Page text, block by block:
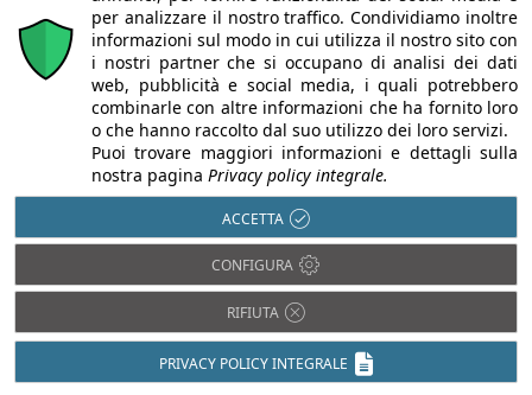
La linea prodotti è inerente alle
seguenti categorie
Impianti di climatizzazione
Pompe di calore
Impianti idro-termici
AZIENDA PRODUTTRICE
per analizzare il nostro traffico. Condividiamo inoltre
informazioni sul modo in cui utilizza il nostro sito con
i nostri partner che si occupano di analisi dei dati
web, pubblicità e social media, i quali potrebbero
combinarle con altre informazioni che ha fornito loro
o che hanno raccolto dal suo utilizzo dei loro servizi.
Puoi trovare maggiori informazioni e dettagli sulla
nostra pagina Privacy policy integrale.
ACCETTA
CONFIGURA
RIFIUTA
PRIVACY POLICY INTEGRALE